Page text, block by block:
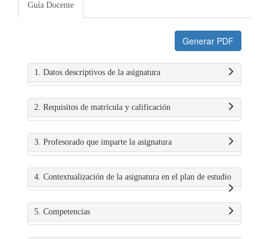
Guía Docente
Generar PDF
1. Datos descriptivos de la asignatura
2. Requisitos de matrícula y calificación
3. Profesorado que imparte la asignatura
4. Contextualización de la asignatura en el plan de estudio
5. Competencias